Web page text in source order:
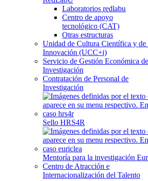
Laboratorios redlabu
Centro de apoyo
tecnológico (CAT)
Otras estructuras
Unidad de Cultura Científica y de
Innovación (UCC+i)
Servicio de Gestión Económica
Investigación
Contratación de Personal de
Investigación
Sello HRS4R
Mentoría para la investigación
Centro de Atracción e
Internacionalización del Talento